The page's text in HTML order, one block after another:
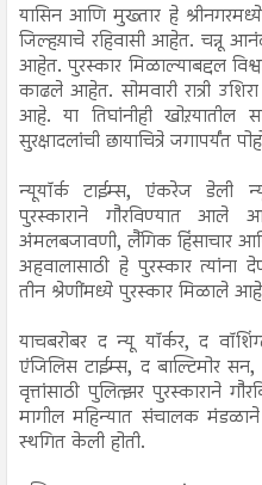
यासिन आणि मुख्तार हे
जिल्हय़ाचे रहिवासी आहेत. चन्नू
आहेत. पुरस्कार मिळाल्याबद्दल
काढले आहेत. सोमवारी रात्री
आहे. या तिघांनीही खोऱयातील
सुरक्षादलांची छायाचित्रे जगापर्यंत
न्यूयॉर्क टाईम्स, एंकरेज डेली
पुरस्काराने गौरविण्यात आले
अंमलबजावणी, लैंगिक हिंसाचार
अहवालासाठी हे पुरस्कार
तीन श्रेणींमध्ये पुरस्कार मिळाले
याचबरोबर द न्यू यॉर्कर, द
एंजिलिस टाईम्स, द बाल्टिमोर
वृत्तांसाठी पुलित्झर पुरस्काराने
मागील महिन्यात संचालक मंडळाने
स्थगित केली होती.